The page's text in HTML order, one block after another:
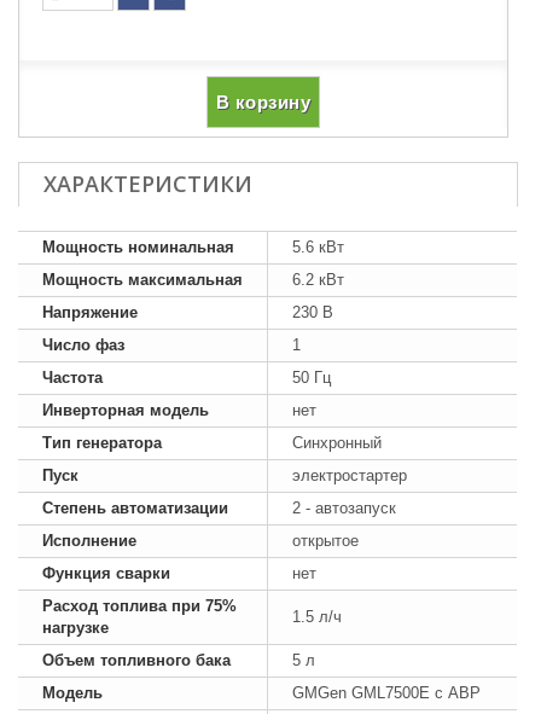
В корзину
ХАРАКТЕРИСТИКИ
Мощность номинальная
5.6 кВт
Мощность максимальная
6.2 кВт
Напряжение
230 В
Число фаз
1
Частота
50 Гц
Инверторная модель
нет
Тип генератора
Синхронный
Пуск
электростартер
Степень автоматизации
2 - автозапуск
Исполнение
открытое
Функция сварки
нет
Расход топлива при 75%
нагрузке
1.5 л/ч
Объем топливного бака
5 л
Модель
GMGen GML7500E с АВР